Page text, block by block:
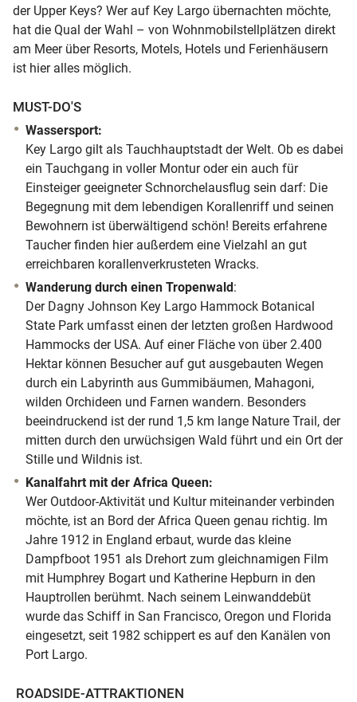
der Upper Keys? Wer auf Key Largo übernachten möchte,
hat die Qual der Wahl – von Wohnmobilstellplätzen direkt
am Meer über Resorts, Motels, Hotels und Ferienhäusern
ist hier alles möglich.
MUST-DO'S
Wassersport:
Key Largo gilt als Tauchhauptstadt der Welt. Ob es dabei
ein Tauchgang in voller Montur oder ein auch für
Einsteiger geeigneter Schnorchelausflug sein darf: Die
Begegnung mit dem lebendigen Korallenriff und seinen
Bewohnern ist überwältigend schön! Bereits erfahrene
Taucher finden hier außerdem eine Vielzahl an gut
erreichbaren korallenverkrusteten Wracks.
Wanderung durch einen Tropenwald:
Der Dagny Johnson Key Largo Hammock Botanical
State Park umfasst einen der letzten großen Hardwood
Hammocks der USA. Auf einer Fläche von über 2.400
Hektar können Besucher auf gut ausgebauten Wegen
durch ein Labyrinth aus Gummibäumen, Mahagoni,
wilden Orchideen und Farnen wandern. Besonders
beeindruckend ist der rund 1,5 km lange Nature Trail, der
mitten durch den urwüchsigen Wald führt und ein Ort der
Stille und Wildnis ist.
Kanalfahrt mit der Africa Queen:
Wer Outdoor-Aktivität und Kultur miteinander verbinden
möchte, ist an Bord der Africa Queen genau richtig. Im
Jahre 1912 in England erbaut, wurde das kleine
Dampfboot 1951 als Drehort zum gleichnamigen Film
mit Humphrey Bogart und Katherine Hepburn in den
Hauptrollen berühmt. Nach seinem Leinwanddebüt
wurde das Schiff in San Francisco, Oregon und Florida
eingesetzt, seit 1982 schippert es auf den Kanälen von
Port Largo.
ROADSIDE-ATTRAKTIONEN